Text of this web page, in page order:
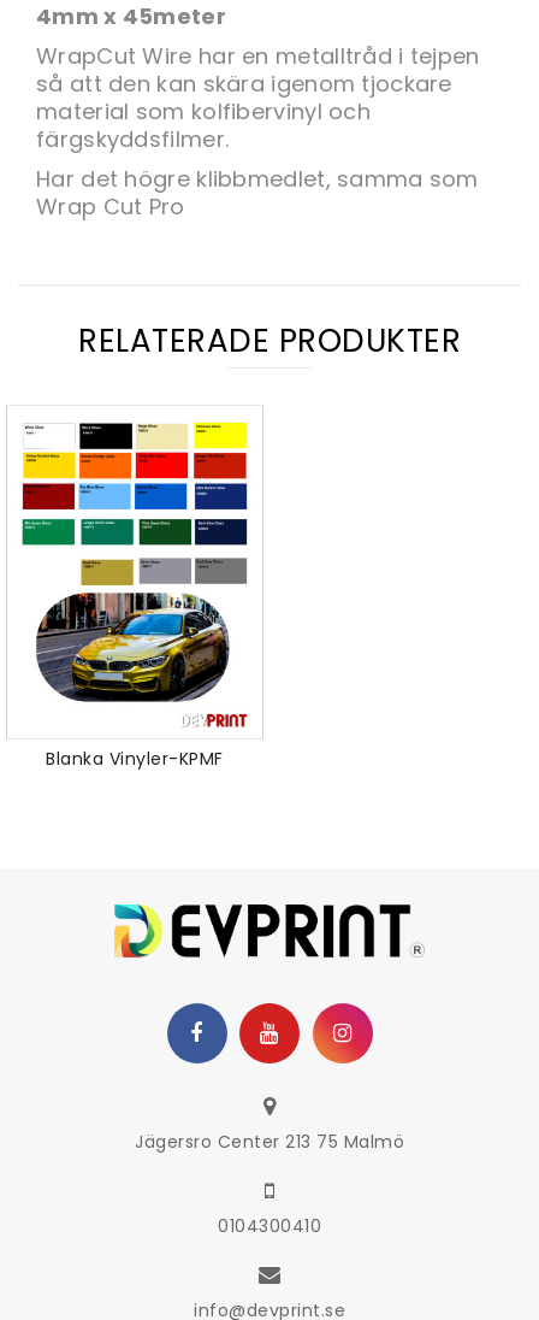
4mm x 45meter
WrapCut Wire har en metalltråd i tejpen
så att den kan skära igenom tjockare
material som kolfibervinyl och
färgskyddsfilmer.
Har det högre klibbmedlet, samma som
Wrap Cut Pro
RELATERADE PRODUKTER
Blanka Vinyler-KPMF
Jägersro Center 213 75 Malmö
0104300410
info@devprint.se